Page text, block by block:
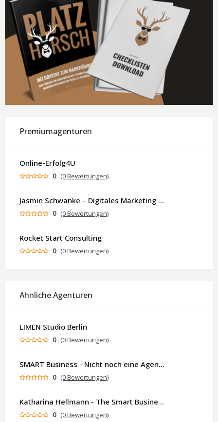
Premiumagenturen
Online-Erfolg4U
0 (0 Bewertungen)
Jasmin Schwanke – Digitales Marketing & KI-gestützte Contenterstellung
0 (0 Bewertungen)
Rocket Start Consulting
0 (0 Bewertungen)
Ähnliche Agenturen
LIMEN Studio Berlin
0 (0 Bewertungen)
SMART Business - Nicht noch eine Agentur. Sondern ein Partner, der dein Business als Ganzes denkt.
0 (0 Bewertungen)
Katharina Hellmann - The Smart Business Coach
0 (0 Bewertungen)